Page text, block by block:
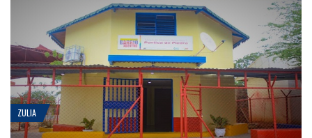
ZULIA